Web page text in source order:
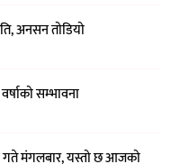
अनसन तोडियो
सम्भावना
मंगलबार, यस्तो छ आजको